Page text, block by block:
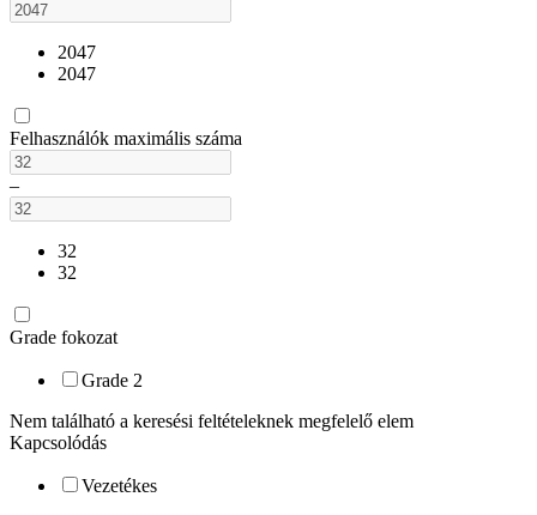
2047
2047
Felhasználók maximális száma
–
32
32
Grade fokozat
Grade 2
Nem található a keresési feltételeknek megfelelő elem
Kapcsolódás
Vezetékes